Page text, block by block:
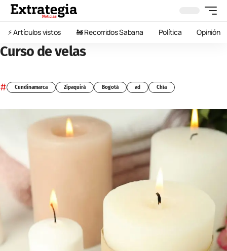
⚡️ Artículos vistos 🚂 Recorridos Sabana Política Opinión
Curso de velas
# Cundinamarca Zipaquirá Bogotá ad Chía